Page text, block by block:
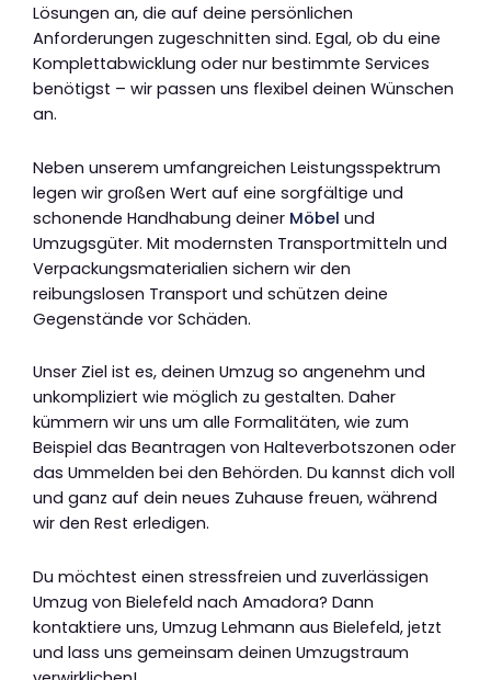
Lösungen an, die auf deine persönlichen
Anforderungen zugeschnitten sind. Egal, ob du eine
Komplettabwicklung oder nur bestimmte Services
benötigst – wir passen uns flexibel deinen Wünschen
an.
Neben unserem umfangreichen Leistungsspektrum
legen wir großen Wert auf eine sorgfältige und
schonende Handhabung deiner Möbel und
Umzugsgüter. Mit modernsten Transportmitteln und
Verpackungsmaterialien sichern wir den
reibungslosen Transport und schützen deine
Gegenstände vor Schäden.
Unser Ziel ist es, deinen Umzug so angenehm und
unkompliziert wie möglich zu gestalten. Daher
kümmern wir uns um alle Formalitäten, wie zum
Beispiel das Beantragen von Halteverbotszonen oder
das Ummelden bei den Behörden. Du kannst dich voll
und ganz auf dein neues Zuhause freuen, während
wir den Rest erledigen.
Du möchtest einen stressfreien und zuverlässigen
Umzug von Bielefeld nach Amadora? Dann
kontaktiere uns, Umzug Lehmann aus Bielefeld, jetzt
und lass uns gemeinsam deinen Umzugstraum